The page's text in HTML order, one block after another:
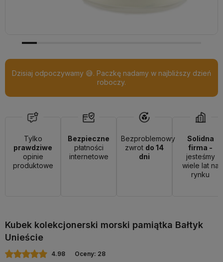
Dzisiaj odpoczywamy 😅. Paczkę nadamy w najbliższy dzień
roboczy.
Tylko
prawdziwe
opinie
produktowe
Bezpieczne
płatności
internetowe
Bezproblemowy
zwrot do 14
dni
Solidna
firma -
jesteśmy
wiele lat na
rynku
Kubek kolekcjonerski morski pamiątka Bałtyk
Unieście
4.98 Oceny: 28